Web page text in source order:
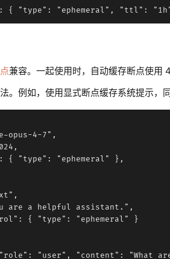
兼容。一起使用时，自动缓存断点使用
。例如，使用显式断点缓存系统提示，
opus-4-7",
{ "type": "ephemeral" },
are a helpful assistant.",
{ "type": "ephemeral" }
"user", "content": "What